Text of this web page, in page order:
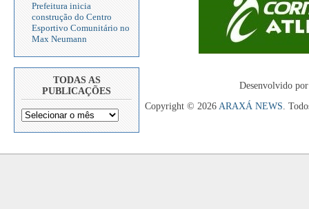
Prefeitura inicia
construção do Centro
Esportivo Comunitário no
Max Neumann
TODAS AS
PUBLICAÇÕES
Desenvolvido
Copyright © 2026 ARAXÁ NEWS.